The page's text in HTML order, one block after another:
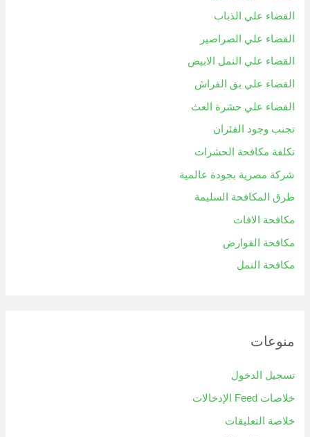
القضاء علي الذباب
القضاء علي الصراصير
القضاء علي النمل الابيض
القضاء علي بق الفراش
القضاء علي حشرة العث
تجنب وجود الفئران
تكلفة مكافحة الحشرات
شركة مصرية بجودة عالمية
طرق المكافحة السليمة
مكافحة الافات
مكافحة القوارض
مكافحة النمل
منوعات
تسجيل الدخول
خلاصات Feed الإدخالات
خلاصة التعليقات